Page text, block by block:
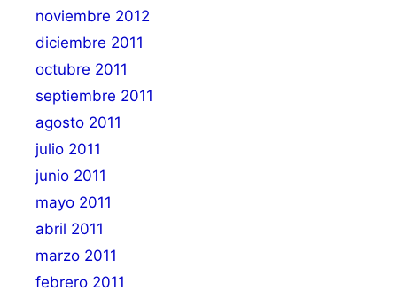
noviembre 2012
diciembre 2011
octubre 2011
septiembre 2011
agosto 2011
julio 2011
junio 2011
mayo 2011
abril 2011
marzo 2011
febrero 2011